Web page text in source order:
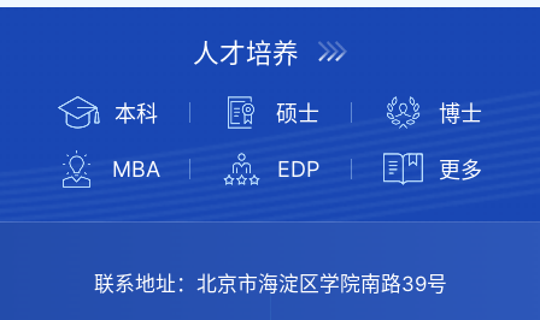
人才培养
本科 硕士 博士
MBA EDP 更多
联系地址： 北京市海淀区学院南路39号